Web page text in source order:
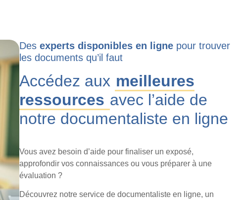
Des experts disponibles en ligne pour trouver
les documents qu’il faut
Accédez aux meilleures
ressources avec l’aide de
notre documentaliste en ligne
Vous avez besoin d’aide pour finaliser un exposé,
approfondir vos connaissances ou vous préparer à une
évaluation ?
Découvrez notre service de documentaliste en ligne, un